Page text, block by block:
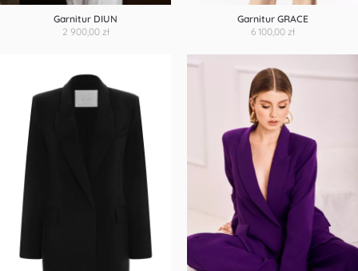
Garnitur DIUN
2 900,00 zł
Garnitur GRACE
6 100,00 zł